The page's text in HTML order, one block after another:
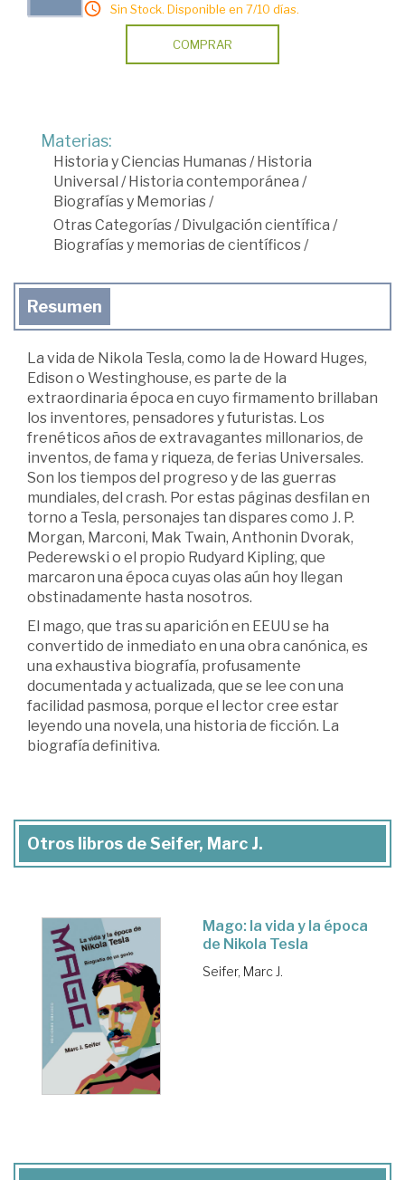
Sin Stock. Disponible en 7/10 días.
COMPRAR
Materias:
Historia y Ciencias Humanas /Historia
Universal /Historia contemporánea /
Biografías y Memorias /
Otras Categorías /Divulgación científica /
Biografías y memorias de científicos /
Resumen
La vida de Nikola Tesla, como la de Howard Huges,
Edison o Westinghouse, es parte de la
extraordinaria época en cuyo firmamento brillaban
los inventores, pensadores y futuristas. Los
frenéticos años de extravagantes millonarios, de
inventos, de fama y riqueza, de ferias Universales.
Son los tiempos del progreso y de las guerras
mundiales, del crash. Por estas páginas desfilan en
torno a Tesla, personajes tan dispares como J. P.
Morgan, Marconi, Mak Twain, Anthonin Dvorak,
Pederewski o el propio Rudyard Kipling, que
marcaron una época cuyas olas aún hoy llegan
obstinadamente hasta nosotros.
El mago, que tras su aparición en EEUU se ha
convertido de inmediato en una obra canónica, es
una exhaustiva biografía, profusamente
documentada y actualizada, que se lee con una
facilidad pasmosa, porque el lector cree estar
leyendo una novela, una historia de ficción. La
biografía definitiva.
Otros libros de Seifer, Marc J.
Mago: la vida y la época
de Nikola Tesla
Seifer, Marc J.